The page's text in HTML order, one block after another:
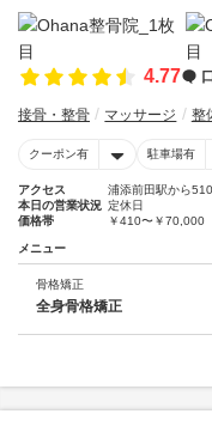
4.77
接骨・整骨 マッサージ 整
クーポン有 駐車場有
アクセス
浦添前田駅から
本日の営業状況 定休日
価格帯
￥410〜￥70,000
メニュー
骨格矯正
全身骨格矯正